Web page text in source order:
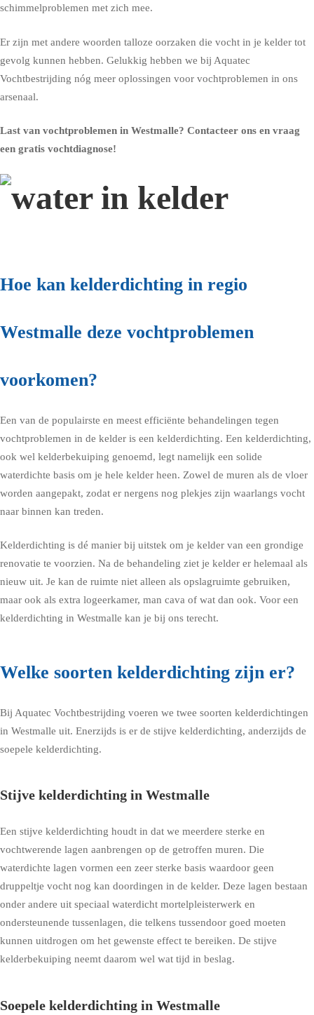
schimmelproblemen met zich mee.
Er zijn met andere woorden talloze oorzaken die vocht in je kelder tot
gevolg kunnen hebben. Gelukkig hebben we bij Aquatec
Vochtbestrijding nóg meer oplossingen voor vochtproblemen in ons
arsenaal.
Last van vochtproblemen in Westmalle? Contacteer ons en vraag
een gratis vochtdiagnose!
Hoe kan kelderdichting in regio
Westmalle deze vochtproblemen
voorkomen?
Een van de populairste en meest efficiënte behandelingen tegen
vochtproblemen in de kelder is een kelderdichting. Een kelderdichting,
ook wel kelderbekuiping genoemd, legt namelijk een solide
waterdichte basis om je hele kelder heen. Zowel de muren als de vloer
worden aangepakt, zodat er nergens nog plekjes zijn waarlangs vocht
naar binnen kan treden.
Kelderdichting is dé manier bij uitstek om je kelder van een grondige
renovatie te voorzien. Na de behandeling ziet je kelder er helemaal als
nieuw uit. Je kan de ruimte niet alleen als opslagruimte gebruiken,
maar ook als extra logeerkamer, man cava of wat dan ook. Voor een
kelderdichting in Westmalle kan je bij ons terecht.
Welke soorten kelderdichting zijn er?
Bij Aquatec Vochtbestrijding voeren we twee soorten kelderdichtingen
in Westmalle uit. Enerzijds is er de stijve kelderdichting, anderzijds de
soepele kelderdichting.
Stijve kelderdichting in Westmalle
Een stijve kelderdichting houdt in dat we meerdere sterke en
vochtwerende lagen aanbrengen op de getroffen muren. Die
waterdichte lagen vormen een zeer sterke basis waardoor geen
druppeltje vocht nog kan doordingen in de kelder. Deze lagen bestaan
onder andere uit speciaal waterdicht mortelpleisterwerk en
ondersteunende tussenlagen, die telkens tussendoor goed moeten
kunnen uitdrogen om het gewenste effect te bereiken. De stijve
kelderbekuiping neemt daarom wel wat tijd in beslag.
Soepele kelderdichting in Westmalle